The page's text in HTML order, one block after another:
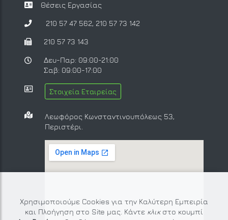
Χρησιμοποιούμε Cookies για την Καλύτερη Εμπειρία
και Πλοήγηση στο Site μας. Κάντε κλικ στο κουμπί
Θέσεις Εργασίας
210 57 47 562, 210 57 73 142
210 57 73 143
Δευ-Παρ: 09:00-21:00
Σαβ: 09:00-17:00
Στοιχεία Εταιρείας
Λεωφόρος Κωνσταντινουπόλεως 53,
Περιστέρι.